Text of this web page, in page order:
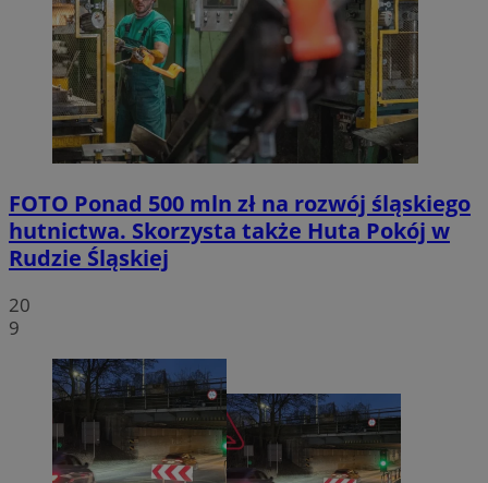
FOTO Ponad 500 mln zł na rozwój śląskiego
hutnictwa. Skorzysta także Huta Pokój w
Rudzie Śląskiej
20
9